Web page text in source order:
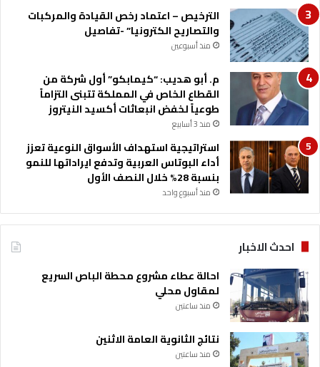
الترخيص – اعتماد رخص القيادة والمركبات
والتصاريح الكترونيا” -تفاصيل
منذ أسبوعين
م. أبو هديب: “كيمابكو” أول شركة من
القطاع الخاص في المملكة تتبنى التزاماً
طوعياً لخفض انبعاثات أكسيد النيتروز
منذ 3 أسابيع
استراتيجية استهداف الأسواق النوعية تعزز
أداء البوتاس العربية وتدفع ايراداتها للنمو
بنسبة 28% خلال النصف الأول
منذ أسبوع واحد
احدث الاخبار
احالة عطاء مشروع محطة الباص السريع
لمقاول محلي
منذ ساعتين
نتائج الثانوية العامة الاثنين
منذ ساعتين